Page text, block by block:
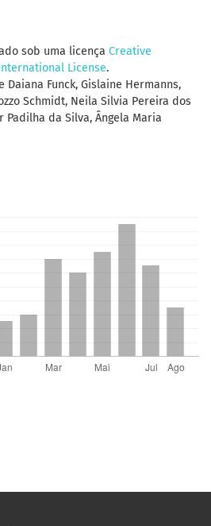
sob uma licença Creative
License.
Daiana Funck, Gislaine Hermanns,
Schmidt, Neila Silvia Pereira dos
Padilha da Silva, Ângela Maria